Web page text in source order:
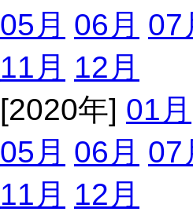
05月 06月 07
11月 12月
[2020年] 01月
05月 06月 07
11月 12月